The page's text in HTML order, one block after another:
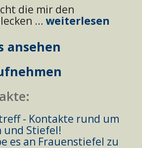
die mir den
… weiterlesen
ansehen
- Kontakte rund um
und Stiefel!
es an Frauenstiefel zu